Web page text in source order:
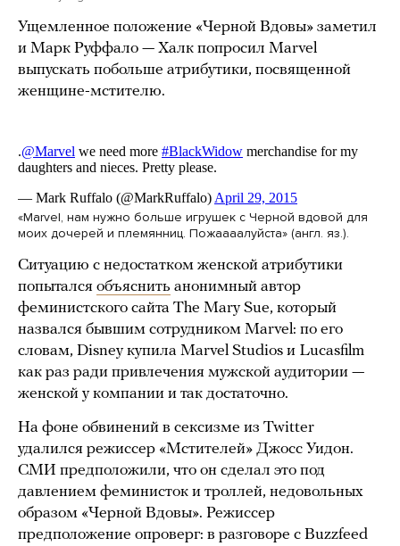
Ущемленное положение «Черной Вдовы» заметил
и Марк Руффало — Халк попросил Marvel
выпускать побольше атрибутики, посвященной
женщине-мстителю.
«Marvel, нам нужно больше игрушек c Черной вдовой для
моих дочерей и племянниц. Пожаааалуйста» (англ. яз.).
Ситуацию с недостатком женской атрибутики
попытался объяснить анонимный автор
феминистского сайта The Mary Sue, который
назвался бывшим сотрудником Marvel: по его
словам, Disney купила Marvel Studios и Lucasfilm
как раз ради привлечения мужской аудитории —
женской у компании и так достаточно.
На фоне обвинений в сексизме из Twitter
удалился режиссер «Мстителей» Джосс Уидон.
СМИ предположили, что он сделал это под
давлением феминисток и троллей, недовольных
образом «Черной Вдовы». Режиссер
предположение опроверг: в разговоре с Buzzfeed